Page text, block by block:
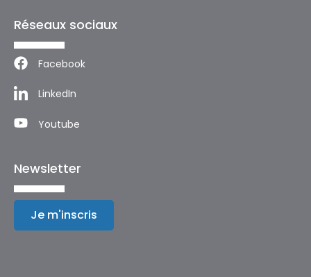
Réseaux sociaux
Facebook
LinkedIn
Youtube
Newsletter
Je m'inscris